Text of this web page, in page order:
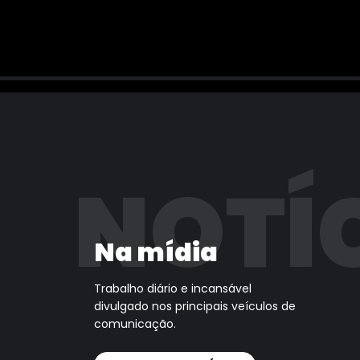
Na mídia
Trabalho diário e incansável
divulgado nos principais veículos de
comunicação.